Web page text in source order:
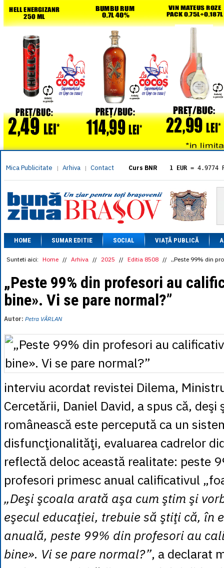
Mica Publicitate | Arhiva | Contact Curs BNR 1 EUR = 4.9774
= 5.8304
1 XAU= 464.4611
1 AED= 1.1933
1 AUD= 2.7957
1 BGN= 2.5449
1 CAD= 3.1559
1 CHF= 5.2813
1 CNY= 0.6015
= 0.6668
1 EGP= 0.0860
1 HUF
1 MXN = 0.2227
1 NOK= 0.4191
1 RSD= 0.0425
1 RUB = 0.0530
1 SEK
= 0.4526
1 TRY = 0.1141
1 UAH= 0.1048
= 5.9383
1 ZAR = 0.2318
HOME SUMAR EDITIE SOCIAL VIAȚĂ PUBLICĂ
Sunteti aici: Home // Arhiva // 2025 // Editia 8508 // „Peste 99% din
„Peste 99% din profesori au
bine». Vi se pare normal?”
Autor: Petra VÂRLAN
interviu acordat revistei Dilema,
Cercetării, Daniel David, a spus că, deşi
românească este percepută ca un
disfuncţionalităţi, evaluarea cadrelor
reflectă deloc această realitate: peste
profesori primesc anual calificativul
„Deşi şcoala arată aşa cum ştim şi
eşecul educaţiei, trebuie să ştiţi că, în
anuală, peste 99% din profesori au
bine». Vi se pare normal?”, a declarat